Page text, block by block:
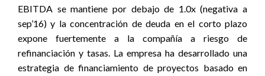
EBITDA se mantiene por debajo de 1.0x (negativa a
sep’16) y la concentración de deuda en el corto plazo
expone fuertemente a la compañía a riesgo de
refinanciación y tasas. La empresa ha desarrollado una
estrategia de financiamiento de proyectos basado en